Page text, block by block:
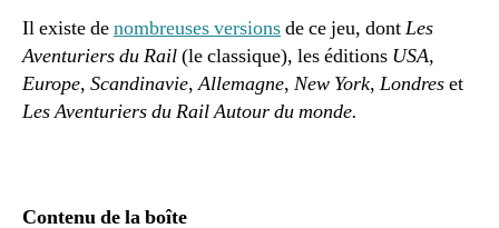
Il existe denombreuses versionsde ce jeu, dontLes
Aventuriers du Rail(le classique), les éditions USA,
Europe, Scandinavie,Allemagne, New York, Londreset
Les Aventuriers du Rail Autour du monde.
Contenu de la boîte